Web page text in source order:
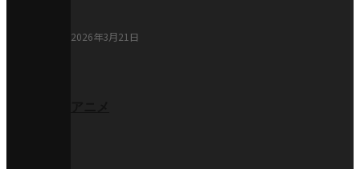
2026年3月21日